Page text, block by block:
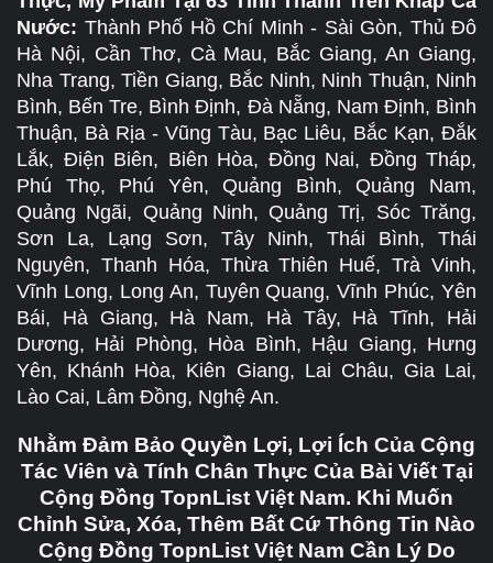
Nước: Thành Phố Hồ Chí Minh - Sài Gòn, Thủ Đô
Hà Nội, Cần Thơ, Cà Mau, Bắc Giang, An Giang,
Nha Trang, Tiền Giang, Bắc Ninh, Ninh Thuận, Ninh
Bình, Bến Tre, Bình Định, Đà Nẵng, Nam Định, Bình
Thuận, Bà Rịa - Vũng Tàu, Bạc Liêu, Bắc Kạn, Đắk
Lắk, Điện Biên, Biên Hòa, Đồng Nai, Đồng Tháp,
Phú Thọ, Phú Yên, Quảng Bình, Quảng Nam,
Quảng Ngãi, Quảng Ninh, Quảng Trị, Sóc Trăng,
Sơn La, Lạng Sơn, Tây Ninh, Thái Bình, Thái
Nguyên, Thanh Hóa, Thừa Thiên Huế, Trà Vinh,
Vĩnh Long, Long An, Tuyên Quang, Vĩnh Phúc, Yên
Bái, Hà Giang, Hà Nam, Hà Tây, Hà Tĩnh, Hải
Dương, Hải Phòng, Hòa Bình, Hậu Giang, Hưng
Yên, Khánh Hòa, Kiên Giang, Lai Châu, Gia Lai,
Lào Cai, Lâm Đồng, Nghệ An.
Nhằm Đảm Bảo Quyền Lợi, Lợi Ích Của Cộng
Tác Viên và Tính Chân Thực Của Bài Viết Tại
Cộng Đồng TopnList Việt Nam. Khi Muốn
Chỉnh Sửa, Xóa, Thêm Bất Cứ Thông Tin Nào
Cộng Đồng TopnList Việt Nam Cần Lý Do